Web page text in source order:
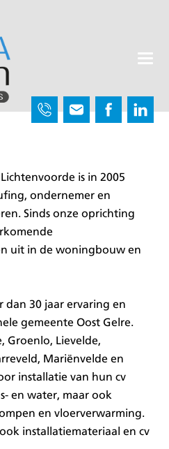
ONS
is in 2005
ondernemer en
Sinds onze oprichting
uit in de woningbouw en
dan 30 jaar ervaring en
gemeente Oost Gelre.
Groenlo, Lievelde,
Mariënvelde en
installatie van hun cv
en water, maar ook
en vloerverwarming.
installatiemateriaal en cv